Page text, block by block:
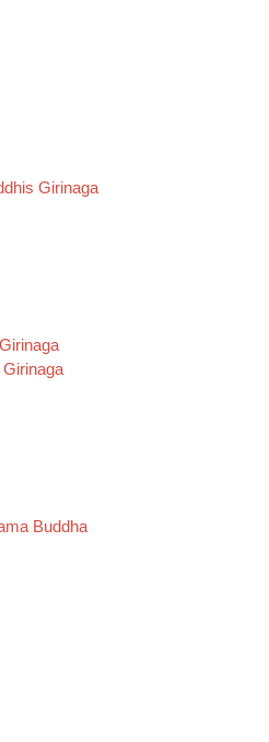
Girinaga
Buddha